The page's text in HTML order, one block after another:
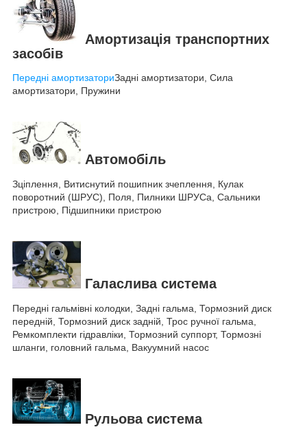
Амортизація транспортних
засобів
Передні амортизаториЗадні амортизатори, Сила
амортизатори, Пружини
Автомобіль
Зціплення, Витиснутий пошипник зчеплення, Кулак
поворотний (ШРУС), Поля, Пилники ШРУСа, Сальники
пристрою, Підшипники пристрою
Галаслива система
Передні гальмівні колодки, Задні гальма, Тормозний диск
передній, Тормозний диск задній, Трос ручної гальма,
Ремкомплекти гідравліки, Тормозний суппорт, Тормозні
шланги, головний гальма, Вакуумний насос
Рульова система